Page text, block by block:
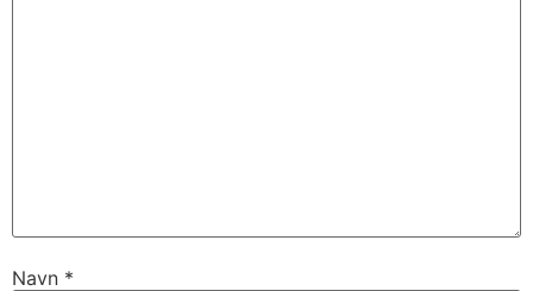
Navn *